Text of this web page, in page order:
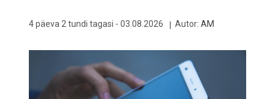
4 päeva 2 tundi tagasi - 03.08.2026 Autor: AM